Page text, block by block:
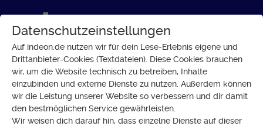
GESELLSCHAFT
Social-Media-Tippspiel zur EM
2020
Datenschutzeinstellungen
Auf indeon.de nutzen wir für dein Lese-Erlebnis eigene und
Drittanbieter-Cookies (Textdateien). Diese Cookies brauchen
wir, um die Website technisch zu betreiben, Inhalte
einzubinden und externe Dienste zu nutzen. Außerdem können
wir die Leistung unserer Website so verbessern und dir damit
den bestmöglichen Service gewährleisten.
Wir weisen dich darauf hin, dass einzelne Dienste auf dieser